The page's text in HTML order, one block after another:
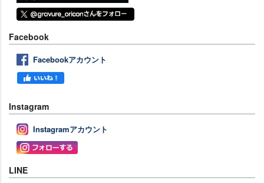
Facebook
Facebookアカウント
Instagram
Instagramアカウント
LINE